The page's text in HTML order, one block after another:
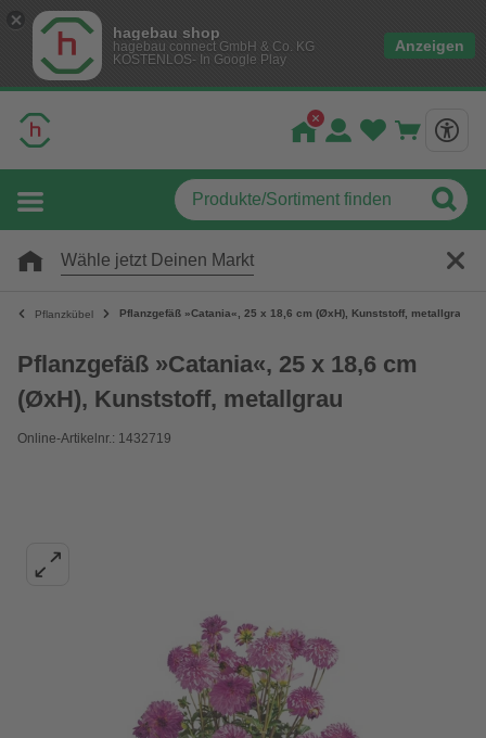
hagebau shop
hagebau connect GmbH & Co. KG
KOSTENLOS- In Google Play
Anzeigen
Wähle jetzt Deinen Markt
Pflanzkübel Pflanzgefäß »Catania«, 25 x 18,6 cm (ØxH), Kunststoff, metallgrau
Pflanzgefäß »Catania«, 25 x 18,6 cm
(ØxH), Kunststoff, metallgrau
Online-Artikelnr.: 1432719